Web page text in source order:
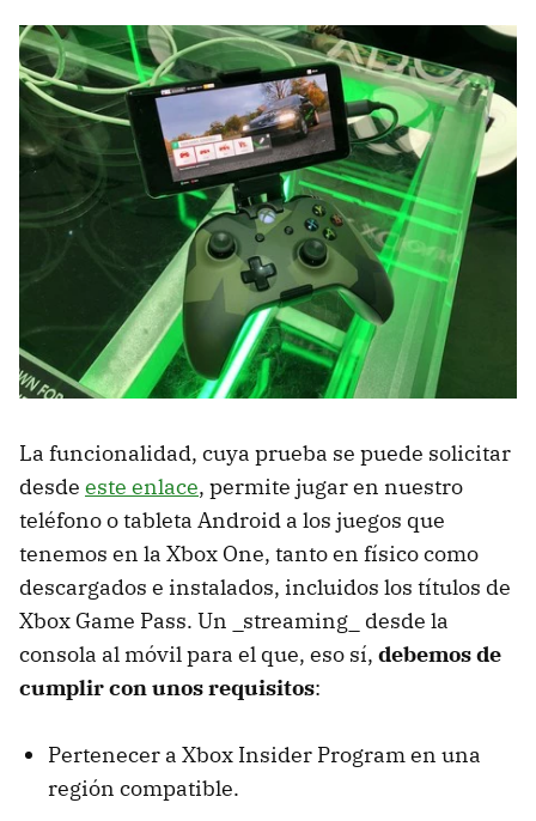
La funcionalidad, cuya prueba se puede solicitar
desde este enlace, permite jugar en nuestro
teléfono o tableta Android a los juegos que
tenemos en la Xbox One, tanto en físico como
descargados e instalados, incluidos los títulos de
Xbox Game Pass. Un _streaming_ desde la
consola al móvil para el que, eso sí, debemos de
cumplir con unos requisitos:
Pertenecer a Xbox Insider Program en una
región compatible.